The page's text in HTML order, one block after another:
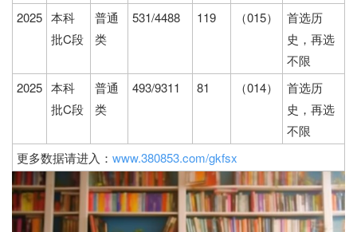
2025 本科
批C段
普通
类
531/4488 119 （015）
首选历
史，再选
不限
2025 本科
批C段
普通
类
493/9311 81 （014）
首选历
史，再选
不限
更多数据请进入： www.380853.com/gkfsx